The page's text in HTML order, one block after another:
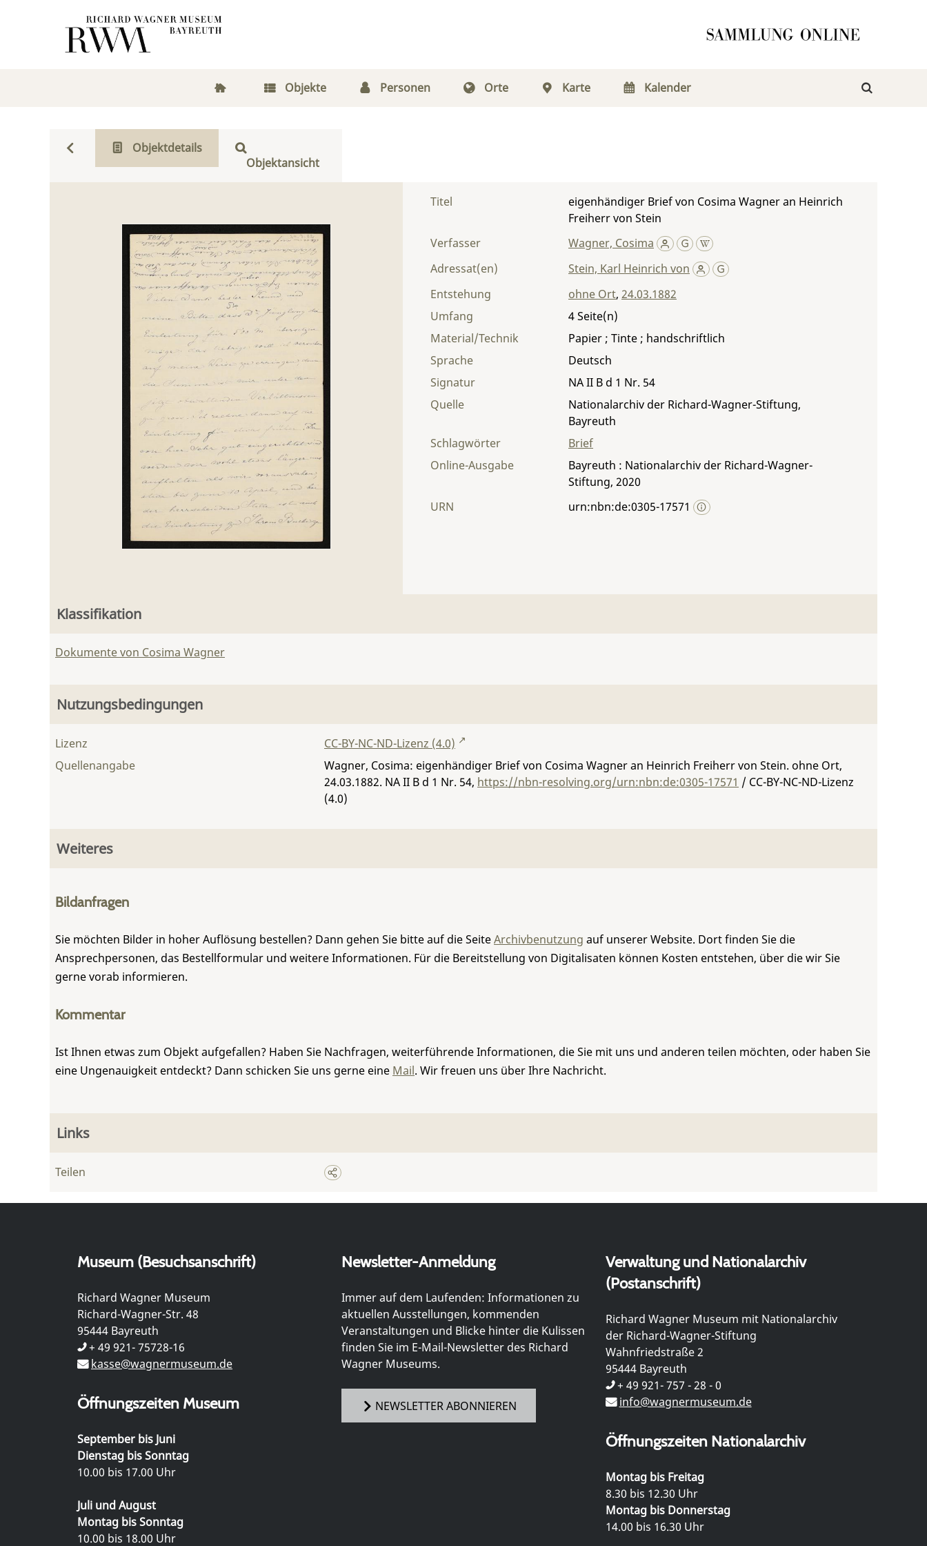
Objekte Personen Orte Karte Kalender
Objektdetails
Objektansicht
Titel
eigenhändiger Brief von Cosima Wagner an Heinrich
Freiherr von Stein
Verfasser
Wagner, Cosima
Adressat(en)
Stein, Karl Heinrich von
Entstehung
ohne Ort, 24.03.1882
Umfang
4
Material/Technik
Papier ; Tinte ; handschriftlich
Sprache
Deutsch
Signatur
NA II B d 1 Nr. 54
Quelle
Nationalarchiv der Richard-Wagner-Stiftung,
Bayreuth
Schlagwörter
Brief
Online-Ausgabe
Bayreuth : Nationalarchiv der Richard-Wagner-
Stiftung, 2020
URN
urn:nbn:de:0305-17571
Klassifikation
Dokumente von Cosima Wagner
Nutzungsbedingungen
Lizenz
CC-BY-NC-ND-Lizenz (4.0)
Quellenangabe
Wagner, Cosima: eigenhändiger Brief von Cosima Wagner an Heinrich Freiherr von Stein. ohne Ort,
24.03.1882. NA II B d 1 Nr. 54, https://nbn-resolving.org/urn:nbn:de:0305-17571 / CC-BY-NC-ND-Lizenz
(4.0)
Weiteres
Bildanfragen
Sie möchten Bilder in hoher Auflösung bestellen? Dann gehen Sie bitte auf die SeiteArchivbenutzung auf unserer Website. Dort finden Sie die
Ansprechpersonen, das Bestellformular und weitere Informationen. Für die Bereitstellung von Digitalisaten können Kosten entstehen, über die wir Sie
gerne vorab informieren.
Kommentar
Ist Ihnen etwas zum Objekt aufgefallen? Haben Sie Nachfragen, weiterführende Informationen, die Sie mit uns und anderen teilen möchten, oder haben Sie
eine Ungenauigkeit entdeckt? Dann schicken Sie uns gerne eine Mail. Wir freuen uns über Ihre Nachricht.
Links
Teilen
Museum (Besuchsanschrift)
Richard Wagner Museum
Richard-Wagner-Str. 48
95444 Bayreuth
+ 49 921- 75728-16
kasse@wagnermuseum.de
Öffnungszeiten Museum
September bis Juni
Dienstag bis Sonntag
10.00 bis 17.00 Uhr
Juli und August
Montag bis Sonntag
10.00 bis 18.00 Uhr
Newsletter-Anmeldung
Immer auf dem Laufenden: Informationen zu
aktuellen Ausstellungen, kommenden
Veranstaltungen und Blicke hinter die Kulissen
finden Sie im E-Mail-Newsletter des Richard
Wagner Museums.
NEWSLETTER ABONNIEREN
Verwaltung und Nationalarchiv
(Postanschrift)
Richard Wagner Museum mit Nationalarchiv
der Richard-Wagner-Stiftung
Wahnfriedstraße 2
95444 Bayreuth
+ 49 921- 757 - 28 - 0
info@wagnermuseum.de
Öffnungszeiten Nationalarchiv
Montag bis Freitag
8.30 bis 12.30 Uhr
Montag bis Donnerstag
14.00 bis 16.30 Uhr